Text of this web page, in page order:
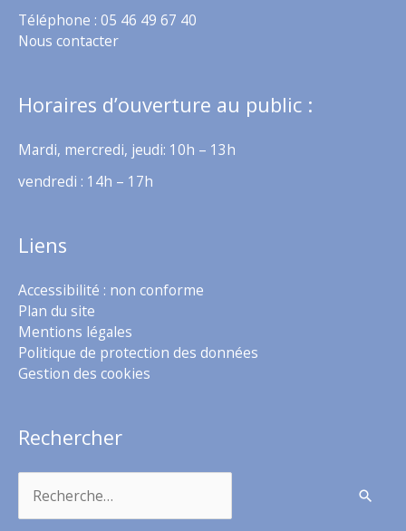
Téléphone : 05 46 49 67 40
Nous contacter
Horaires d’ouverture au public :
Mardi, mercredi, jeudi: 10h – 13h
vendredi : 14h – 17h
Liens
Accessibilité : non conforme
Plan du site
Mentions légales
Politique de protection des données
Gestion des cookies
Rechercher